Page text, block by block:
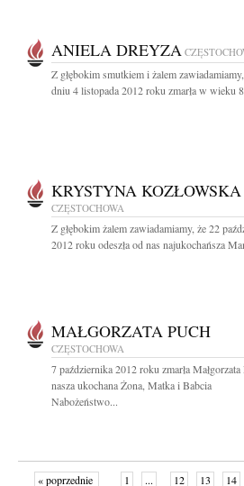
ANIELA DREYZA
Z głębokim smutkiem i żalem
dniu 4 listopada 2012 roku zmarła w wieku
KRYSTYNA KOZŁOWSKA
CZĘSTOCHOWA
Z głębokim żalem zawiadamiamy, że 22
2012 roku odeszła od nas najukochańsza
MAŁGORZATA PUCH
CZĘSTOCHOWA
7 października 2012 roku zmarła Małgorzata
nasza ukochana Żona, Matka i Babcia
Nabożeństwo...
« poprzednie 1 ... 12 13 14